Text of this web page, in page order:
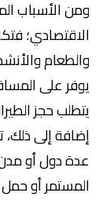
ومن الأسباب
الاقتصادي؛
والطعام
يوفر على
يتطلب حجز
إضافة إلى
عدة دول أو
المستمر أو